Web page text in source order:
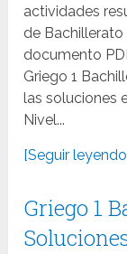
actividades
de Bachillerato
documento
Griego 1
las soluciones
Nivel...
[Seguir
Griego 1